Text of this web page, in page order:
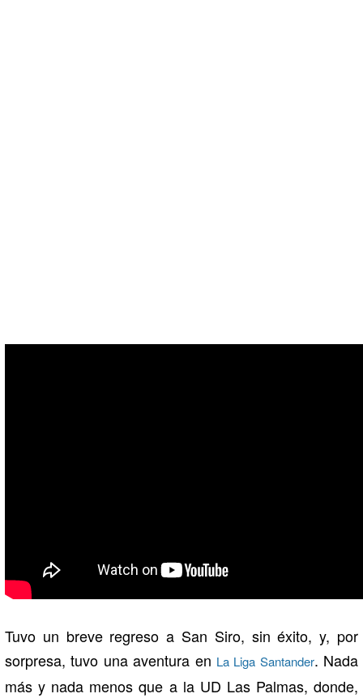
Tuvo un breve regreso a San Siro, sin éxito, y, por
sorpresa, tuvo una aventura en La Liga Santander. Nada
más y nada menos que a la UD Las Palmas, donde,